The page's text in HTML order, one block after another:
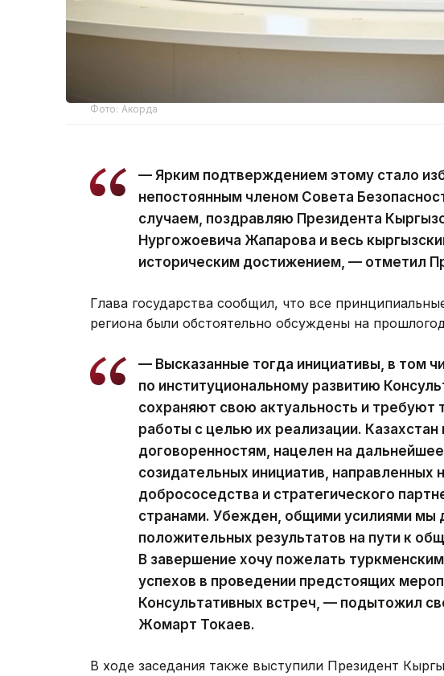
Фото: Акорда
— Ярким подтверждением этому стало
непостоянным членом Совета
случаем, поздравляю Президента
Нургожоевича Жапарова и весь
историческим достижением, — отметил
Глава государства сообщил, что все
региона были обстоятельно обсуждены на
— Высказанные тогда инициативы, в том
по институциональному развитию
сохраняют свою актуальность и требуют
работы с целью их реализации.
договоренностям, нацелен на
созидательных инициатив, направленных
добрососедства и стратегического
странами. Убежден, общими усилиями мы
положительных результатов на пути к
В завершение хочу пожелать
успехов в проведении предстоящих
Консультативных встреч, — подытожил
Жомарт Токаев.
В ходе заседания также выступили Президент